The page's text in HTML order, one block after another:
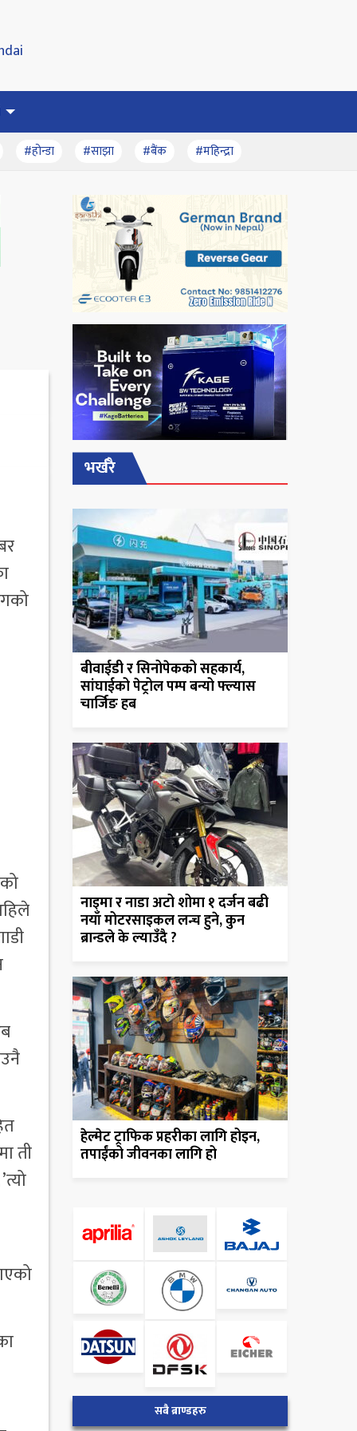
#होन्डा #साझा #बैंक #महिन्द्रा
ती
भर्खरै
बीवाईडी र सिनोपेकको सहकार्य,
सांघाईको पेट्रोल पम्प बन्यो फ्ल्यास
चार्जिङ हब
नाइमा र नाडा अटो शोमा १ दर्जन बढी
नयाँ मोटरसाइकल लन्च हुने, कुन
ब्रान्डले के ल्याउँदै ?
हेल्मेट ट्राफिक प्रहरीका लागि होइन,
तपाईंको जीवनका लागि हो
सबै ब्राण्डहरु